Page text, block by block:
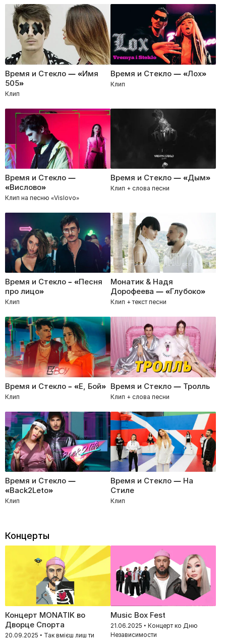
Время и Стекло — «Имя
505»
Клип
Время и Стекло — «Лох»
Клип
Время и Стекло —
«Вислово»
Клип на песню «Vislovo»
Время и Стекло — «Дым»
Клип + слова песни
Время и Стекло – «Песня
про лицо»
Клип
Монатик & Надя
Дорофеева — «Глубоко»
Клип + текст песни
Время и Стекло – «Е, Бой»
Клип
Время и Стекло — Тролль
Клип + слова песни
Время и Стекло —
«Back2Leto»
Клип
Время и Стекло — На
Стиле
Клип
Концерты
Концерт MONATIK во
Дворце Спорта
20.09.2025 • Так вмієш лиш ти
Music Box Fest
21.06.2025 • Концерт ко Дню
Независимости